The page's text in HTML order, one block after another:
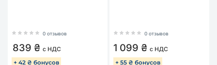
0 отзывов
839 ₴ с НДС
+ 42 ₴ бонусов
0 отзывов
1 099 ₴ с НДС
+ 55 ₴ бонусов